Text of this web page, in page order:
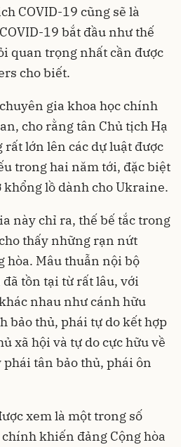
COVID-19 cũng sẽ là
19 bắt đầu như thế
quan trọng nhất cần được
cho biết.
gia khoa học chính
cho rằng tân Chủ tịch Hạ
rất lớn lên các dự luật được
trong hai năm tới, đặc biệt
lồ dành cho Ukraine.
này chỉ ra, thế bế tắc trong
thấy những rạn nứt
hòa. Mâu thuẫn nội bộ
tồn tại từ rất lâu, với
nhau như cánh hữu
bảo thủ, phái tự do kết hợp
xã hội và tự do cực hữu về
tân bảo thủ, phái ôn
xem là một trong số
khiến đảng Cộng hòa